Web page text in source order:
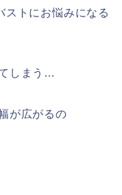
ストにお悩みになる
しまう…
が広がるの